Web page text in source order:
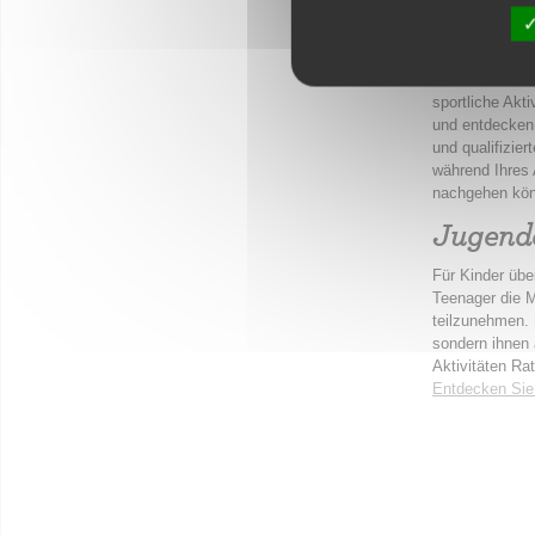
sportliche
und
und
während
nachgehen
Für Kinder
Teenager die
teilzunehmen.
sondern ihnen
Aktivitäten
Entdecken